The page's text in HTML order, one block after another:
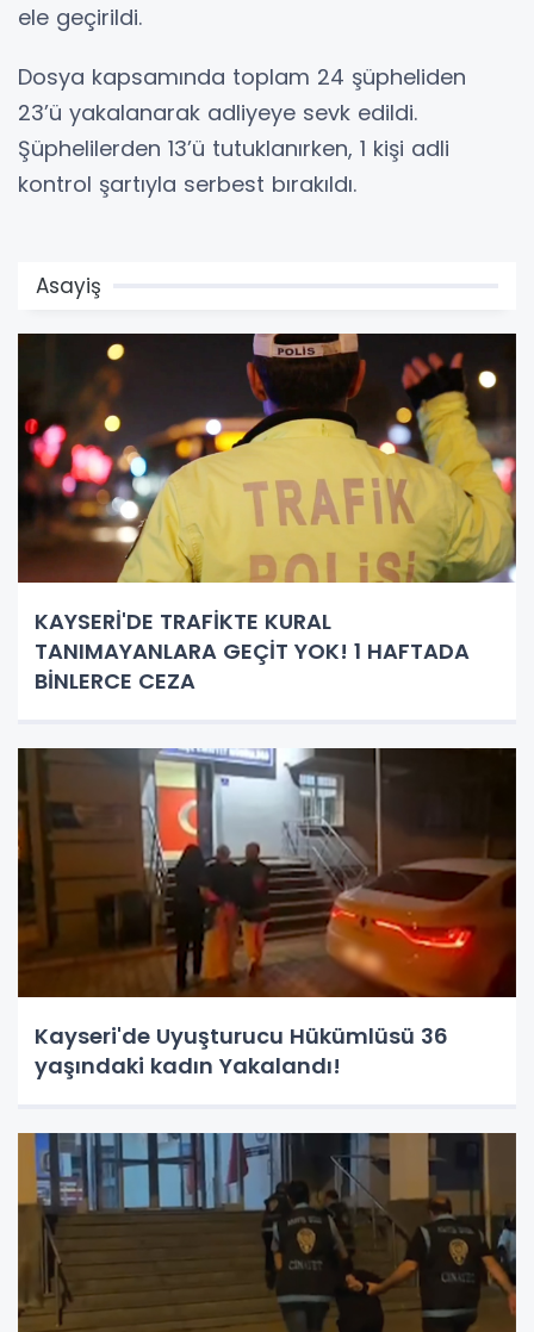
ele geçirildi.
Dosya kapsamında toplam 24 şüpheliden
23’ü yakalanarak adliyeye sevk edildi.
Şüphelilerden 13’ü tutuklanırken, 1 kişi adli
kontrol şartıyla serbest bırakıldı.
Asayiş
KAYSERİ'DE TRAFİKTE KURAL
TANIMAYANLARA GEÇİT YOK! 1 HAFTADA
BİNLERCE CEZA
Kayseri'de Uyuşturucu Hükümlüsü 36
yaşındaki kadın Yakalandı!